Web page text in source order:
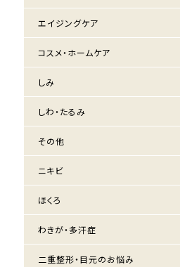
エイジングケア
コスメ・ホームケア
しみ
しわ・たるみ
その他
ニキビ
ほくろ
わきが・多汗症
二重整形・目元のお悩み